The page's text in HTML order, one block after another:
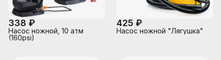
338 ₽
Насос ножной, 10 атм
(160psi)
425 ₽
Насос ножной "Лягушка"